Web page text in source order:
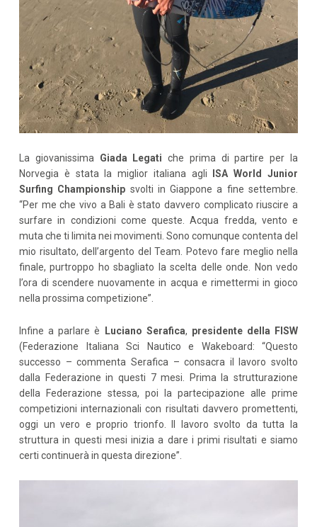
La giovanissima Giada Legati che prima di partire per la
Norvegia è stata la miglior italiana agli
ISA World Junior
Surfing Championship svolti in Giappone a fine settembre.
“Per me che vivo a Bali è stato davvero complicato riuscire a
surfare in condizioni come queste. Acqua fredda, vento e
muta che ti limita nei movimenti. Sono comunque contenta del
mio risultato, dell’argento del Team. Potevo fare meglio nella
finale, purtroppo ho sbagliato la scelta delle onde. Non vedo
l’ora di scendere nuovamente in acqua e rimettermi in gioco
nella prossima competizione”.
Infine a parlare è Luciano Serafica, presidente della FISW
(Federazione Italiana Sci Nautico e Wakeboard: “Questo
successo – commenta Serafica – consacra il lavoro svolto
dalla Federazione in questi 7 mesi. Prima la strutturazione
della Federazione stessa, poi la partecipazione alle prime
competizioni internazionali con risultati davvero promettenti,
oggi un vero e proprio trionfo. Il lavoro svolto da tutta la
struttura in questi mesi inizia a dare i primi risultati e siamo
certi continuerà in questa direzione”.